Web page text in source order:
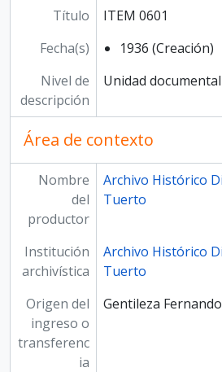
Título
ITEM 0601
Fecha(s)
1936 (Creación)
Nivel de
descripción
Unidad
Área de contexto
Nombre
del
productor
Archivo Histórico
Tuerto
Institución
archivística
Archivo Histórico
Tuerto
Origen del
ingreso o
transferenc
ia
Gentileza